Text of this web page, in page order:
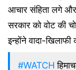
आचार संहिता लगे और
सरकार को वोट की
इन्होंने वादा-
#WATCH